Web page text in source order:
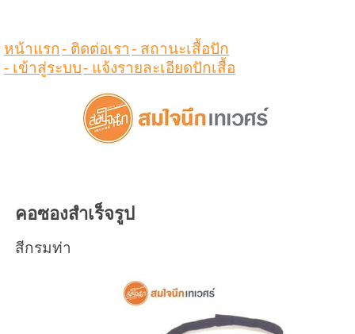
หน้าแรก- ติดต่อเรา- สถานะเสื้อปัก
- เข้าสู่ระบบ- แจ้งรายละเอียดปักเสื้อ
คอซองสำเร็จรูป
สีกรมท่า